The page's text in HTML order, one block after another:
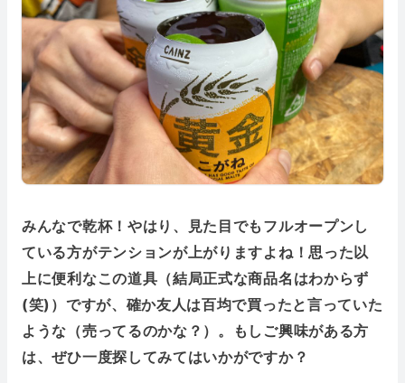
みんなで乾杯！やはり、見た目でもフルオープンし
ている方がテンションが上がりますよね！思った以
上に便利なこの道具（結局正式な商品名はわからず
(笑)）ですが、確か友人は百均で買ったと言っていた
ような（売ってるのかな？）。もしご興味がある方
は、ぜひ一度探してみてはいかがですか？